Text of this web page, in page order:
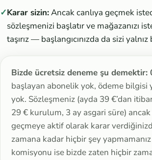
Karar sizin:Ancak canlıya geçmek
sözleşmenizi başlatır ve mağazanızı
taşırız — başlangıcınızda da sizi yalnız
Bizde ücretsiz deneme şu demektir:
başlayan abonelik yok, ödeme bilgisi
yok. Sözleşmeniz (ayda 39 €’dan
29 € kurulum, 3 ay asgari süre) ancak
geçmeye aktif olarak karar
zamana kadar hiçbir şey
komisyonu ise bizde zaten hiçbir